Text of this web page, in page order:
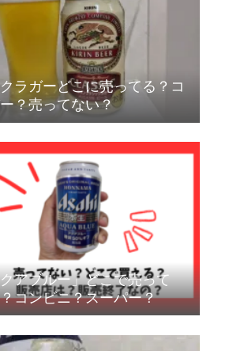
ラガーどこに売ってる？コ
？売ってない？
アブルー」どこで売って
コンビニ？スーパー？